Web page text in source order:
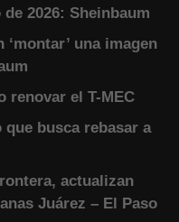
2026: Sheinbaum
una imagen
renovar el T-MEC
busca rebasar a
actualizan
Juárez – El Paso